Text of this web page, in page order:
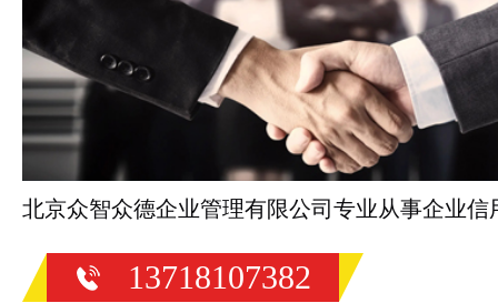
北京众智众德企业管理有限公司专业从事企业
13718107382